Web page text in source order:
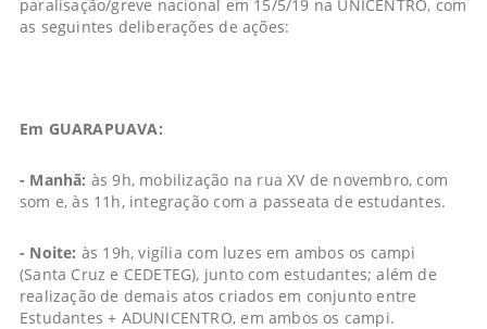
paralisação/greve nacional em 15/5/19 na UNICENTRO, com
as seguintes deliberações de ações:
Em GUARAPUAVA:
- Manhã: às 9h, mobilização na rua XV de novembro, com
som e, às 11h, integração com a passeata de estudantes.
- Noite: às 19h, vigília com luzes em ambos os campi
(Santa Cruz e CEDETEG), junto com estudantes; além de
realização de demais atos criados em conjunto entre
Estudantes + ADUNICENTRO, em ambos os campi.